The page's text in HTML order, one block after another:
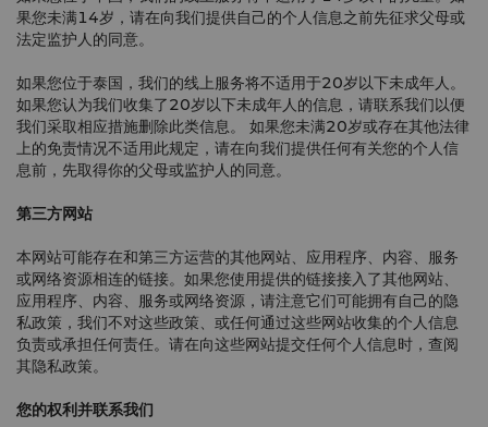
果您未满14岁，请在向我们提供自己的个人信息之前先征求父母或
法定监护人的同意。
如果您位于泰国，我们的线上服务将不适用于20岁以下未成年人。
如果您认为我们收集了20岁以下未成年人的信息，请联系我们以便
我们采取相应措施删除此类信息。 如果您未满20岁或存在其他法律
上的免责情况不适用此规定，请在向我们提供任何有关您的个人信
息前，先取得你的父母或监护人的同意。
第三方网站
本网站可能存在和第三方运营的其他网站、应用程序、内容、服务
或网络资源相连的链接。如果您使用提供的链接接入了其他网站、
应用程序、内容、服务或网络资源，请注意它们可能拥有自己的隐
私政策，我们不对这些政策、或任何通过这些网站收集的个人信息
负责或承担任何责任。请在向这些网站提交任何个人信息时，查阅
其隐私政策。
您的权利并联系我们